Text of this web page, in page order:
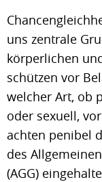
uns zentrale
körperlichen
schützen vor
welcher Art, ob
oder sexuell,
achten penibel
des
(AGG)